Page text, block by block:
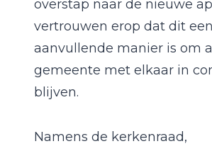
overstap naar de nieuwe
vertrouwen erop dat dit
aanvullende manier is om
gemeente met elkaar in
blijven.
Namens de kerkenraad,